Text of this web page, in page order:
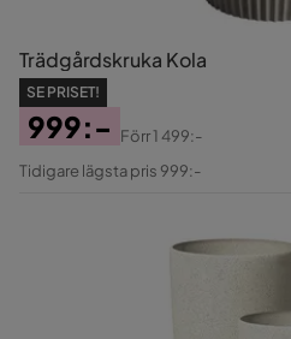
Trädgårdskruka Kola
SE PRISET!
Pris
999:-
Original
Förr1 499:-
Tidigare lägsta pris 999:-